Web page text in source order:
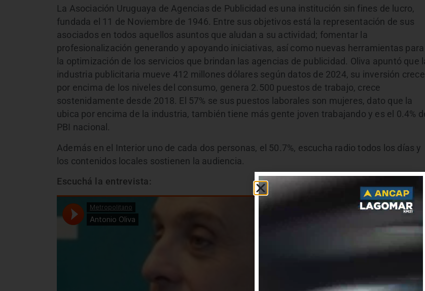
La Asociación Uruguaya de Agencias de Publicidad es una institución sin fines de lucro,
fundada el 11 de Noviembre de 1946. Entre sus objetivos está la representación de sus
asociados en todos aquellos asuntos que aludan a su actividad; fomentar la
profesionalización generando y apoyando iniciativas, así como nuevas herramientas para
la optimización de los servicios que brindan las agencias de publicidad. Oliva apuntó que
industria publicitaria mueve 412 millones dólares según datos de 2024, su inversión crece
por encima de los niveles del consumo, genera 2.500 puestos de trabajo, crece
sostenidamente desde 2018. El 57% se sus puestos laborales son mujeres, dato que la
ubica por encima de la industria, también tiene más gente joven trabajando y es el 0.4%
PBI nacional.
Además en el Interior uno de cada dos personas, el 50.7%, escucha radio todos los días y
los contenidos locales sostienen la audiencia.
Escuchá la entrevista: